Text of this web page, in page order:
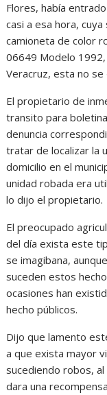
Flores, había
casi a esa hora,
camioneta de color
06649 Modelo
Veracruz, esta no se
El propietario de
transito para
denuncia
tratar de localizar la
domicilio en el
unidad robada era
lo dijo el propietario.
El preocupado
del día exista este
se imagibana,
suceden estos
ocasiones han
hecho públicos.
Dijo que lamento
a que exista mayor
sucediendo robos,
dara una